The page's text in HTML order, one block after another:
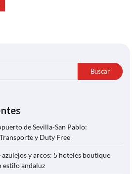
Buscar
de Sevilla-San Pablo:
y Duty Free
y arcos: 5 hoteles boutique
estilo andaluz